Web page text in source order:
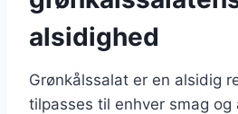
alsidighed
Grønkålssalat er en alsidig
tilpasses til enhver smag og